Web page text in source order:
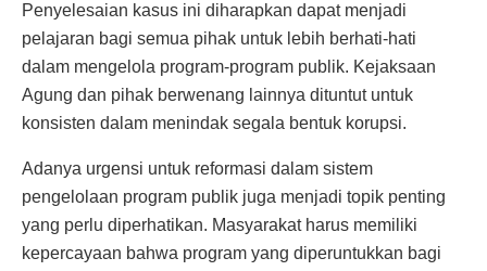
Penyelesaian kasus ini diharapkan dapat menjadi
pelajaran bagi semua pihak untuk lebih berhati-hati
dalam mengelola program-program publik. Kejaksaan
Agung dan pihak berwenang lainnya dituntut untuk
konsisten dalam menindak segala bentuk korupsi.
Adanya urgensi untuk reformasi dalam sistem
pengelolaan program publik juga menjadi topik penting
yang perlu diperhatikan. Masyarakat harus memiliki
kepercayaan bahwa program yang diperuntukkan bagi